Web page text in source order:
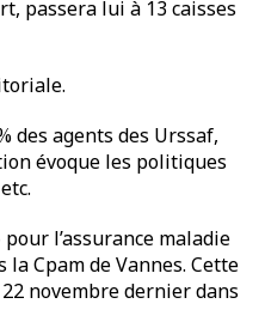
passera lui à 13 caisses
des agents des Urssaf,
évoque les politiques
l’assurance maladie
Cpam de Vannes. Cette
novembre dernier dans